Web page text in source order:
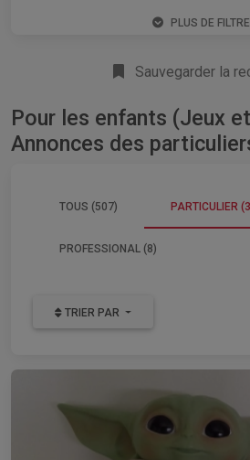
PLUS DE
Sauvegarder la
Pour les enfants (Jeux
Annonces des
TOUS (507) PARTICULIER
PROFESSIONAL (8)
TRIER PAR